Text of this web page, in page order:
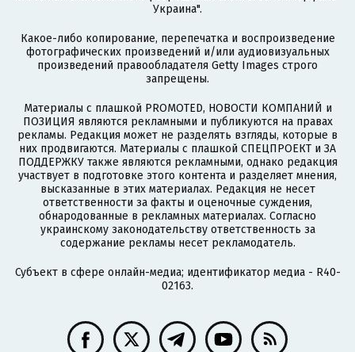
Украина".
Какое-либо копирование, перепечатка и воспроизведение
фотографических произведений и/или аудиовизуальных
произведений правообладателя Getty Images строго
запрещены.
Материалы с плашкой PROMOTED, НОВОСТИ КОМПАНИЙ и
ПОЗИЦИЯ являются рекламными и публикуются на правах
рекламы. Редакция может не разделять взгляды, которые в
них продвигаются. Материалы с плашкой СПЕЦПРОЕКТ и ЗА
ПОДДЕРЖКУ также являются рекламными, однако редакция
участвует в подготовке этого контента и разделяет мнения,
высказанные в этих материалах. Редакция не несет
ответственности за факты и оценочные суждения,
обнародованные в рекламных материалах. Согласно
украинскому законодательству ответственность за
содержание рекламы несет рекламодатель.
Субъект в сфере онлайн-медиа; идентификатор медиа - R40-
02163.